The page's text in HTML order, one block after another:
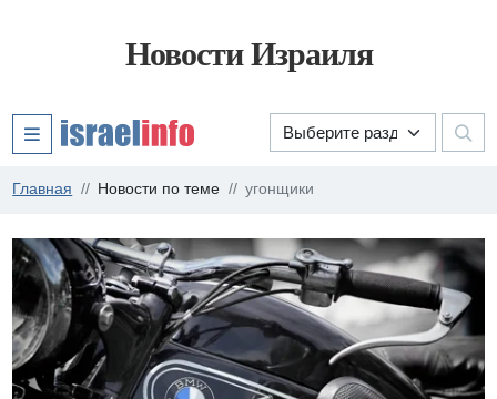
Новости Израиля
Главная Новости по теме угонщики